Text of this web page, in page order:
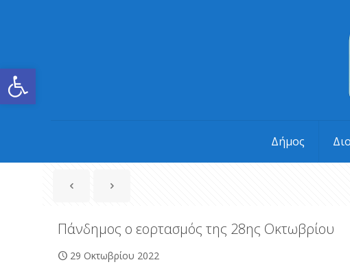
Ανοίξτε τη γραμμή εργαλείων
Δήμος
Πάνδημος ο εορτασμός της 28ης Οκτωβρίου
29 Οκτωβρίου 2022